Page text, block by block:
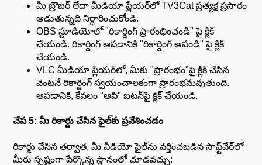
మీ బ్రౌజర్ లేదా మీడియా ప్లేయర్‌లో TV3Cat ప్రత్యక్ష ప్రసారం
ఆడుతున్నది నిర్ధారించుకోండి.
OBS స్టూడియోలో "రికార్డింగ్ ప్రారంభించండి" పై క్లిక్
చేయండి. రికార్డింగ్ ఆపడానికి "రికార్డింగ్ ఆపండి" పై క్లిక్
చేయండి.
VLC మీడియా ప్లేయర్‌లో, మీకు "ప్రారంభం"పై క్లిక్ చేసిన
వెంటనే రికార్డింగ్ స్వయంచాలకంగా ప్రారంభమవుతుంది.
ఆపడానికి, కేవలం "ఆపి" బటన్‌పై క్లిక్ చేయండి.
చేప 5: మీ రికార్డు చేసిన ఫైల్‌కు ప్రవేశించడం
రికార్డు చేసిన తర్వాత, మీ వీడియో ఫైల్‌ను వర్తించబడిన సాఫ్ట్‌వేర్‌లో
మీరు స్పష్టంగా పేర్కొన్న స్థానంలో చూడవచ్చు: